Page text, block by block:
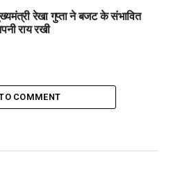
रेखा गुप्ता ने बजट के संभावित
राय रखी
COMMENT